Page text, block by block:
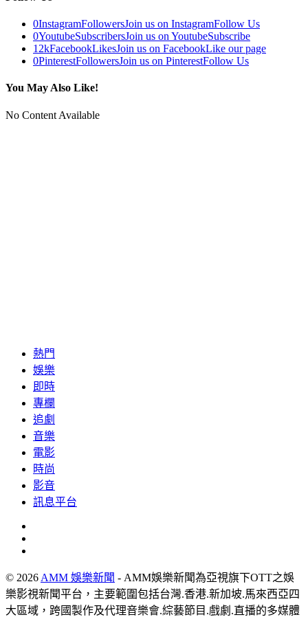
0InstagramFollowersJoin us on InstagramFollow Us
0YoutubeSubscribersJoin us on YoutubeSubscribe
12kFacebookLikesJoin us on FacebookLike our page
0PinterestFollowersJoin us on PinterestFollow Us
You May Also Like!
No Content Available
熱門
娛樂
即時
專欄
追劇
音樂
電影
時尚
影音
訊息平台
© 2026 AMM 娛樂新聞 - AMM娛樂新聞為亞視旗下OTT之娛
樂影視新聞平台，主要範圍包括台灣.香港.新加坡.馬來西亞四
大區域，跨國製作及代理音樂會.綜藝節目.戲劇.直播的多媒體